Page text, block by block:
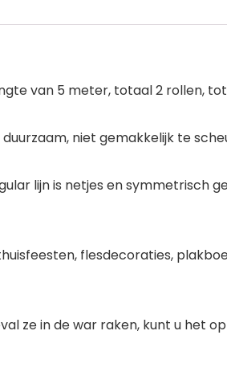
van 5 meter, totaal 2 rollen,
niet gemakkelijk te
lijn is netjes en symmetrisch
flesdecoraties,
ze in de war raken, kunt u het